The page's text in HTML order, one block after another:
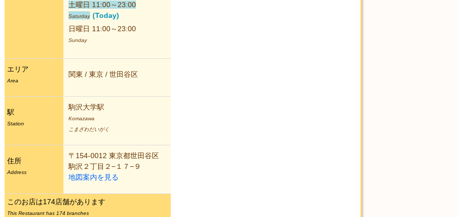
土曜日 11:00～23:00
Saturday (Today)
日曜日 11:00～23:00
Sunday
エリア
Area
関東 / 東京 / 世田谷区
駅
Station
駒沢大学駅
Komazawa
こまざわだいがく
住所
Address
〒154-0012 東京都世田谷区
駒沢２丁目２−１７−９
地図案内を見る
このお店は174店舗があります
This Restaurant has 174 branches